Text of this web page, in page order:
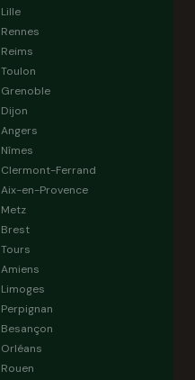
Lille
Rennes
Reims
Toulon
Grenoble
Dijon
Angers
Nîmes
Clermont-Ferrand
Aix-en-Provence
Metz
Brest
Tours
Amiens
Limoges
Perpignan
Besançon
Orléans
Rouen